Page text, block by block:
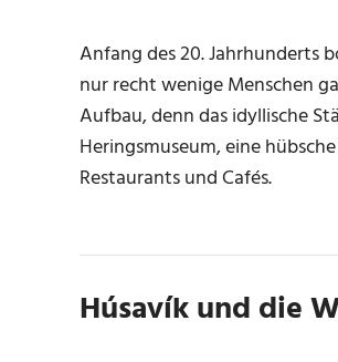
Anfang des 20. Jahrhunderts
nur recht wenige Menschen
Aufbau, denn das idyllische
Heringsmuseum, eine
Restaurants und Cafés.
Húsavík und die